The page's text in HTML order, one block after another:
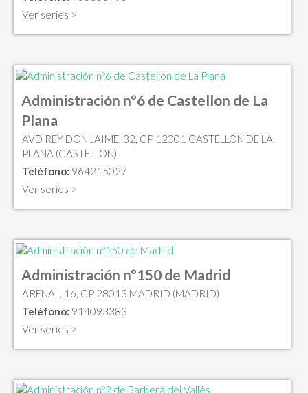
Ver series >
Administración nº6 de Castellon de La
Plana
AVD REY DON JAIME, 32, CP 12001 CASTELLON DE LA
PLANA (CASTELLON)
Teléfono: 964215027
Ver series >
Administración nº150 de Madrid
ARENAL, 16, CP 28013 MADRID (MADRID)
Teléfono: 914093383
Ver series >